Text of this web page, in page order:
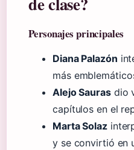
Personajes principales
Diana Palazón
más
Alejo Saurasdio
capítulos en el
Marta Solaz
y se convirtió en